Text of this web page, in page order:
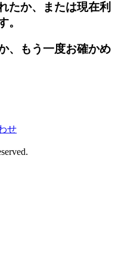
たか、または現在利
。
、もう一度お確かめ
せ